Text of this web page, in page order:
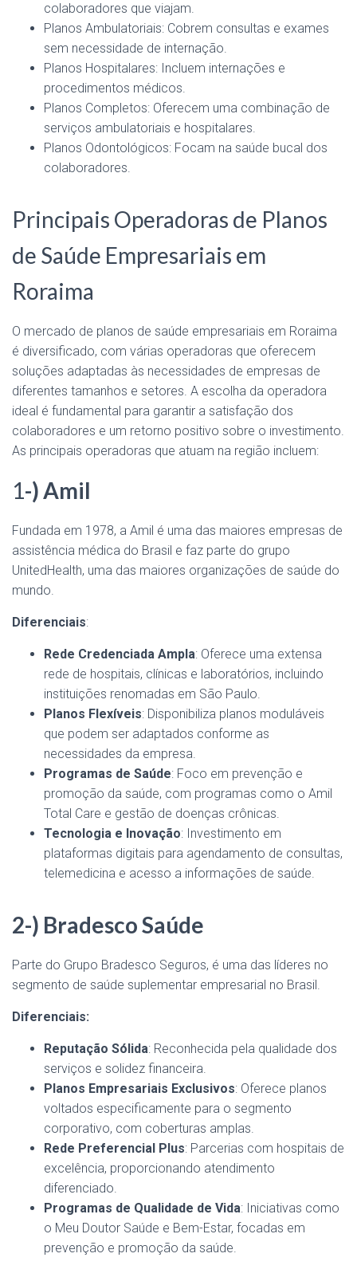
colaboradores que viajam.
Planos Ambulatoriais: Cobrem consultas e exames
sem necessidade de internação.
Planos Hospitalares: Incluem internações e
procedimentos médicos.
Planos Completos: Oferecem uma combinação de
serviços ambulatoriais e hospitalares.
Planos Odontológicos: Focam na saúde bucal dos
colaboradores.
Principais Operadoras de Planos
de Saúde Empresariais em
Roraima
O mercado de planos de saúde empresariais em Roraima
é diversificado, com várias operadoras que oferecem
soluções adaptadas às necessidades de empresas de
diferentes tamanhos e setores. A escolha da operadora
ideal é fundamental para garantir a satisfação dos
colaboradores e um retorno positivo sobre o investimento.
As principais operadoras que atuam na região incluem:
1-) Amil
Fundada em 1978, a Amil é uma das maiores empresas de
assistência médica do Brasil e faz parte do grupo
UnitedHealth, uma das maiores organizações de saúde do
mundo.
Diferenciais:
Rede Credenciada Ampla: Oferece uma extensa
rede de hospitais, clínicas e laboratórios, incluindo
instituições renomadas em São Paulo.
Planos Flexíveis: Disponibiliza planos moduláveis
que podem ser adaptados conforme as
necessidades da empresa.
Programas de Saúde: Foco em prevenção e
promoção da saúde, com programas como o Amil
Total Care e gestão de doenças crônicas.
Tecnologia e Inovação: Investimento em
plataformas digitais para agendamento de consultas,
telemedicina e acesso a informações de saúde.
2-) Bradesco Saúde
Parte do Grupo Bradesco Seguros, é uma das líderes no
segmento de saúde suplementar empresarial no Brasil.
Diferenciais:
Reputação Sólida: Reconhecida pela qualidade dos
serviços e solidez financeira.
Planos Empresariais Exclusivos: Oferece planos
voltados especificamente para o segmento
corporativo, com coberturas amplas.
Rede Preferencial Plus: Parcerias com hospitais de
excelência, proporcionando atendimento
diferenciado.
Programas de Qualidade de Vida: Iniciativas como
o Meu Doutor Saúde e Bem-Estar, focadas em
prevenção e promoção da saúde.